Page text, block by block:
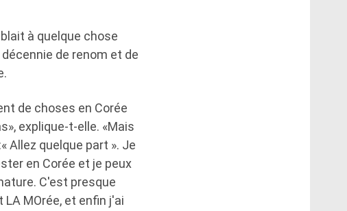
à quelque chose
de renom et de
de choses en Corée
explique-t-elle. «Mais
Allez quelque part ». Je
en Corée et je peux
C'est presque
MOrée, et enfin j'ai